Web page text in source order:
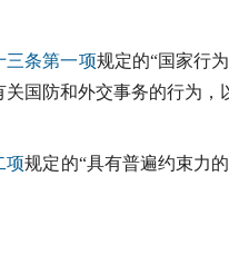
三条第一项规定的“国家行
国防和外交事务的行为
项规定的“具有普遍约束力